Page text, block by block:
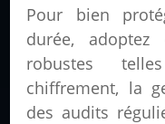
Pour bien
durée,
robustes
chiffrement, la
des audits